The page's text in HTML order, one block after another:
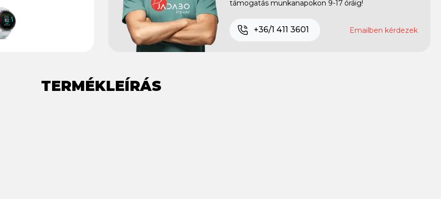
támogatás munkanapokon 9-17 óráig!
+36/1 411 3601 Emailben kérdezek
TERMÉKLEÍRÁS